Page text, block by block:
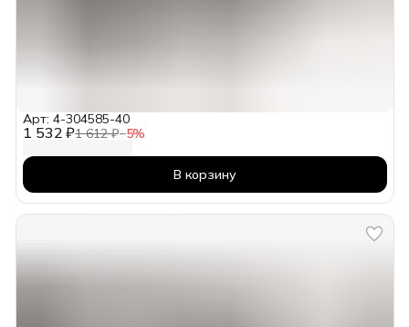
1 532 ₽1 612 ₽−5%
Арт: 4-304585-40
В корзину